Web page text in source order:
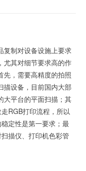
复制对设备设施上要求
尤其对细节要求高的作
先，需要高精度的拍照
描设备，目前国内大部
大平台的平面扫描；其
RGB打印流程，所以
定性是第一要求；最
描仪、打印机色彩管